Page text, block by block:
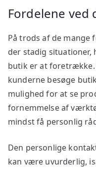
Fordelene ved
På trods af de mange
der stadig situationer,
butik er at foretrække.
kunderne besøge
mulighed for at se
fornemmelse af
mindst få personlig
Den personlige
kan være uvurderlig,